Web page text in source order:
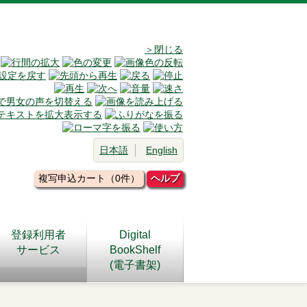
＞閉じる
日本語 English
複写申込カート（0件） ヘルプ
登録利用者
サービス
Digital
BookShelf
(電子書架)